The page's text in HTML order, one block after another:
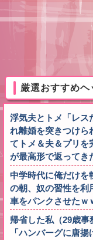
厳選おすすめヘ
浮気夫とトメ「レス
れ離婚を突きつけら
てトメ＆夫＆プリ
が最高形で返ってき
中学時代に俺だけを
の朝、奴の習性を利
車をパンクさせたｗ
帰省した私（29歳
「ハンバーグに唐